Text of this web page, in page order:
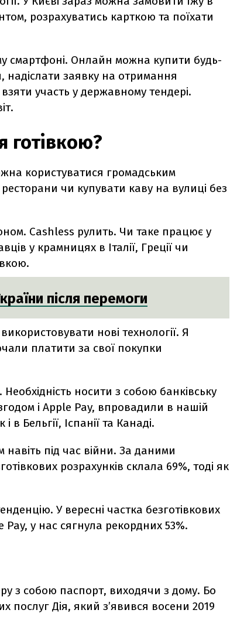
розрахуватись карткою та поїхати
смартфоні. Онлайн можна купити будь-
надіслати заявку на отримання
участь у державному тендері.
готівкою?
користуватися громадським
чи купувати каву на вулиці без
Cashless рулить. Чи таке працює у
у крамницях в Італії, Греції чи
після перемоги
нові технології. Я
платити за свої покупки
носити з собою банківську
і Apple Pay, впровадили в нашій
в Бельгії, Іспанії та Канаді.
навіть під час війни. За даними
розрахунків склала 69%, тоді як
У вересні частка безготівкових
у нас сягнула рекордних 53%.
з собою паспорт, виходячи з дому. Бо
послуг Дія, який з’явився восени 2019